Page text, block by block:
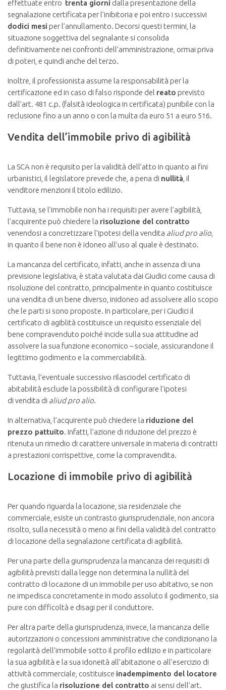
effettuate entro trenta giorni dalla presentazione della
segnalazione certificata per l’inibitoria e poi entro i successivi
dodici mesi per l’annullamento. Decorsi questi termini, la
situazione soggettiva del segnalante si consolida
definitivamente nei confronti dell’amministrazione, ormai priva
di poteri, e quindi anche del terzo.
Inoltre, il professionista assume la responsabilità per la
certificazione ed in caso di falso risponde del reato previsto
dall’art. 481 c.p. (falsità ideologica in certificata) punibile con la
reclusione fino a un anno o con la multa da euro 51 a euro 516.
Vendita dell’immobile privo di agibilità
La SCA non è requisito per la validità dell’atto in quanto ai fini
urbanistici, il legislatore prevede che, a pena di nullità , il
venditore menzioni il titolo edilizio.
Tuttavia, se l’immobile non ha i requisiti per avere l’agibilità,
l’acquirente può chiedere la risoluzione del contratto
venendosi a concretizzare l’ipotesi della vendita aliud pro alio
in quanto il bene non è idoneo all’uso al quale è destinato.
La mancanza del certificato, infatti, anche in assenza di una
previsione legislativa, è stata valutata dai Giudici come causa di
risoluzione del contratto, principalmente in quanto costituisce
una vendita di un bene diverso, inidoneo ad assolvere allo scopo
che le parti si sono proposte. In particolare, per i Giudici il
certificato di agiblità costituisce un requisito essenziale del
bene compravenduto poiché incide sulla sua attitudine ad
assolvere la sua funzione economico – sociale, assicurandone il
legittimo godimento e la commerciabilità.
Tuttavia, l’eventuale successivo rilasciodel certificato di
abitabilità esclude la possibilità di configurare l’ipotesi
di vendita di aliud pro alio.
In alternativa, l’acquirente può chiedere la riduzione del
prezzo pattuito. Infatti, l’azione di riduzione del prezzo è
ritenuta un rimedio di carattere universale in materia di contratti
a prestazioni corrispettive, come la compravendita.
Locazione di immobile privo di agibilità
Per quando riguarda la locazione, sia residenziale che
commerciale, esiste un contrasto giurisprudenziale, non ancora
risolto, sulla necessità o meno ai fini della validità del contratto
di locazione della segnalazione certificata di agibilità.
Per una parte della giurisprudenza la mancanza dei requisiti di
agibilità previsti dalla legge non determina la nullità del
contratto di locazione di un immobile per uso abitativo, se non
ne impedisca concretamente in modo assoluto il godimento, sia
pure con difficoltà e disagi per il conduttore.
Per altra parte della giurisprudenza, invece, la mancanza delle
autorizzazioni o concessioni amministrative che condizionano la
regolarità dell’immobile sotto il profilo edilizio e in particolare
la sua agibilità e la sua idoneità all’abitazione o all’esercizio di
attività commerciale, costituisce inadempimento del locatore
che giustifica la risoluzione del contratto ai sensi dell’art.